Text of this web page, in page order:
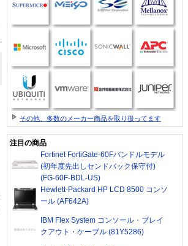
その他、多数のメーカー商品を取り扱ってます
注目の商品
Fortinet FortiGate-60Fバンドルモデル
(初年度先出しセンドバック保守付)
(FG-60F-BDL-US)
Hewlett-Packard HP LCD 8500 コンソ
ール (AF642A)
IBM Flex System コンソール・ブレイ
クアウト・ケーブル (81Y5286)